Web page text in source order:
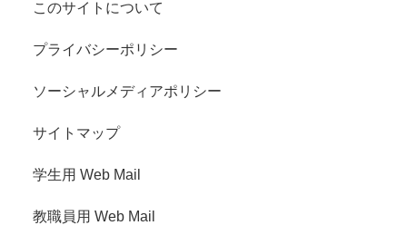
このサイトについて
プライバシーポリシー
ソーシャルメディアポリシー
サイトマップ
学生用 Web Mail
教職員用 Web Mail